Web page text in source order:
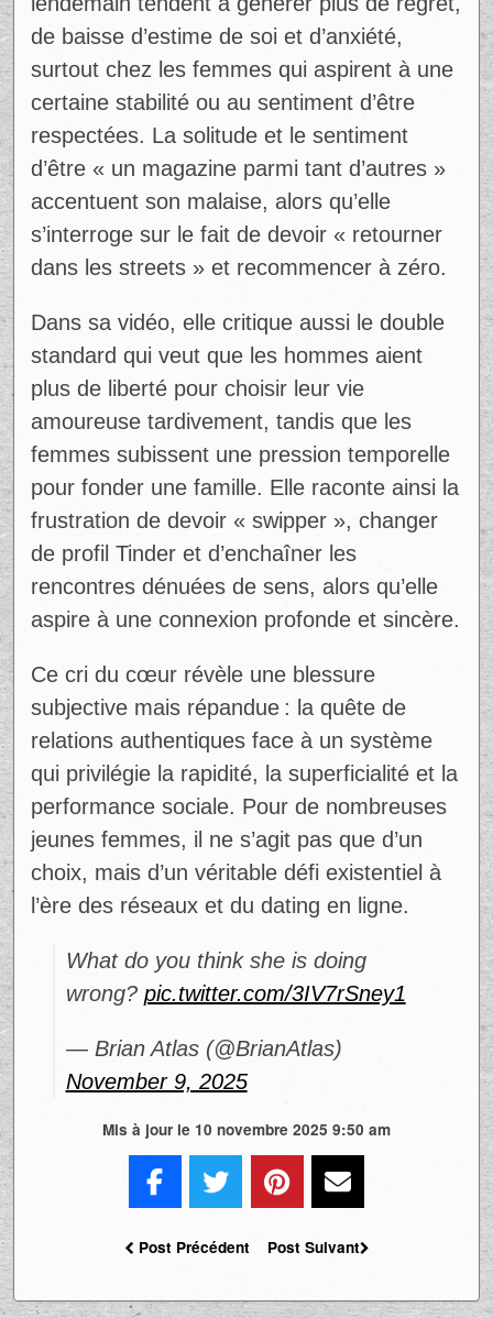
lendemain tendent à générer plus de regret,
de baisse d’estime de soi et d’anxiété,
surtout chez les femmes qui aspirent à une
certaine stabilité ou au sentiment d’être
respectées. La solitude et le sentiment
d’être « un magazine parmi tant d’autres »
accentuent son malaise, alors qu’elle
s’interroge sur le fait de devoir « retourner
dans les streets » et recommencer à zéro.​
Dans sa vidéo, elle critique aussi le double
standard qui veut que les hommes aient
plus de liberté pour choisir leur vie
amoureuse tardivement, tandis que les
femmes subissent une pression temporelle
pour fonder une famille. Elle raconte ainsi la
frustration de devoir « swipper », changer
de profil Tinder et d’enchaîner les
rencontres dénuées de sens, alors qu’elle
aspire à une connexion profonde et sincère.
subjective mais répandue : la quête de
relations authentiques face à un système
qui privilégie la rapidité, la superficialité et la
performance sociale. Pour de nombreuses
choix, mais d’un véritable défi existentiel à